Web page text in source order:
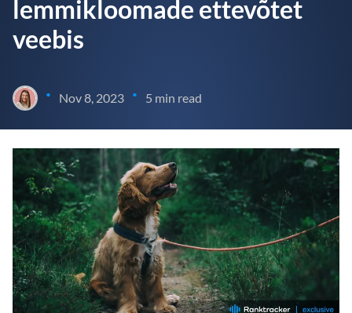
lemmikloomade ettevõtet
veebis
• Nov 8, 2023 • 5 min read